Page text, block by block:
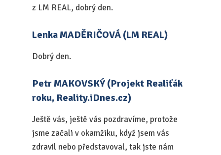
z LM REAL, dobrý den.
Lenka MADĚRIČOVÁ (LM REAL)
Dobrý den.
Petr MAKOVSKÝ (Projekt Realiťák
roku, Reality.iDnes.cz)
Ještě vás, ještě vás pozdravíme, protože
jsme začali v okamžiku, když jsem vás
zdravil nebo představoval, tak jste nám